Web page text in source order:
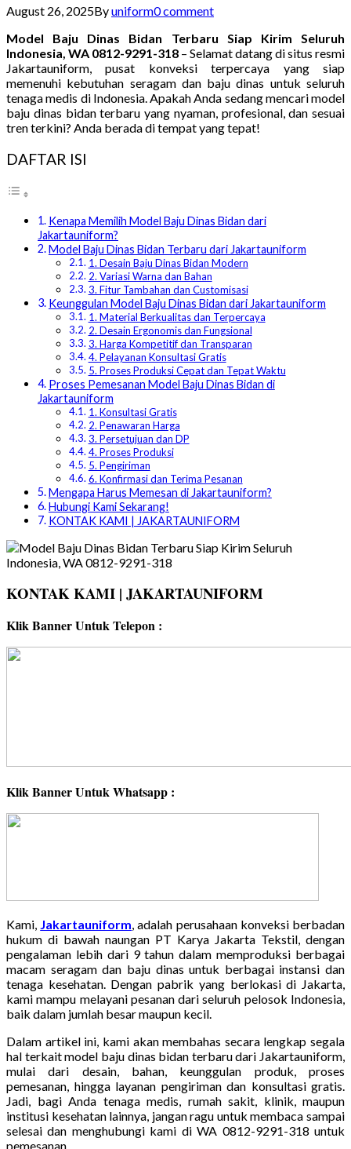
August 26, 2025Byuniform0 comment
Model Baju Dinas Bidan Terbaru Siap Kirim Seluruh
Indonesia, WA 0812-9291-318 – Selamat datang di situs resmi
Jakartauniform, pusat konveksi terpercaya yang siap
memenuhi kebutuhan seragam dan baju dinas untuk seluruh
tenaga medis di Indonesia. Apakah Anda sedang mencari model
baju dinas bidan terbaru yang nyaman, profesional, dan sesuai
tren terkini? Anda berada di tempat yang tepat!
DAFTAR ISI
Kenapa Memilih Model Baju Dinas Bidan dari
Jakartauniform?
Model Baju Dinas Bidan Terbaru dari Jakartauniform
1. Desain Baju Dinas Bidan Modern
2. Variasi Warna dan Bahan
3. Fitur Tambahan dan Customisasi
Keunggulan Model Baju Dinas Bidan dari Jakartauniform
1. Material Berkualitas dan Terpercaya
2. Desain Ergonomis dan Fungsional
3. Harga Kompetitif dan Transparan
4. Pelayanan Konsultasi Gratis
5. Proses Produksi Cepat dan Tepat Waktu
Proses Pemesanan Model Baju Dinas Bidan di
Jakartauniform
1. Konsultasi Gratis
2. Penawaran Harga
3. Persetujuan dan DP
4. Proses Produksi
5. Pengiriman
6. Konfirmasi dan Terima Pesanan
Mengapa Harus Memesan di Jakartauniform?
Hubungi Kami Sekarang!
KONTAK KAMI | JAKARTAUNIFORM
KONTAK KAMI | JAKARTAUNIFORM
Klik Banner Untuk Telepon :
Klik Banner Untuk Whatsapp :
Kami, Jakartauniform, adalah perusahaan konveksi berbadan
hukum di bawah naungan PT Karya Jakarta Tekstil, dengan
pengalaman lebih dari 9 tahun dalam memproduksi berbagai
macam seragam dan baju dinas untuk berbagai instansi dan
tenaga kesehatan. Dengan pabrik yang berlokasi di Jakarta,
kami mampu melayani pesanan dari seluruh pelosok Indonesia,
baik dalam jumlah besar maupun kecil.
Dalam artikel ini, kami akan membahas secara lengkap segala
hal terkait model baju dinas bidan terbaru dari Jakartauniform,
mulai dari desain, bahan, keunggulan produk, proses
pemesanan, hingga layanan pengiriman dan konsultasi gratis.
Jadi, bagi Anda tenaga medis, rumah sakit, klinik, maupun
institusi kesehatan lainnya, jangan ragu untuk membaca sampai
selesai dan menghubungi kami di WA 0812-9291-318 untuk
pemesanan.